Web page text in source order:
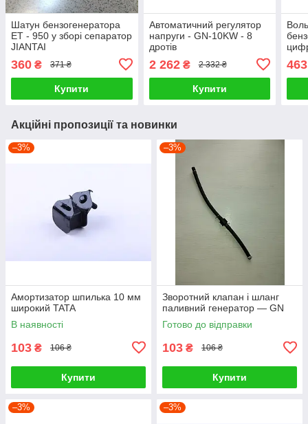
Шатун бензогенератора
ET - 950 у зборі сепаратор
JIANTAI
360 ₴ 371 ₴
Купити
Автоматичний регулятор
напруги - GN-10KW - 8
дротів
2 262₴ 2 332 ₴
Купити
463
Акційні пропозиції та новинки
–3%
Амортизатор шпилька 10 мм
широкий TATA
В наявності
103 ₴ 106 ₴
Купити
–3%
Зворотний клапан і шланг
паливний генератор — GN
Готово до відправки
103 ₴ 106 ₴
Купити
–3% –3%